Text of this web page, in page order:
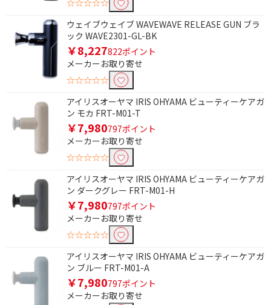
☆☆☆☆☆
ウェイブウェイブ WAVEWAVE RELEASE GUN ブラ
ック WAVE2301-GL-BK
￥8,227822ポイント
メーカーお取り寄せ
☆☆☆☆☆
アイリスオーヤマ IRIS OHYAMA ビューティーケアガ
ン モカ FRT-M01-T
￥7,980797ポイント
メーカーお取り寄せ
☆☆☆☆☆
アイリスオーヤマ IRIS OHYAMA ビューティーケアガ
ン ダークグレー FRT-M01-H
￥7,980797ポイント
メーカーお取り寄せ
☆☆☆☆☆
アイリスオーヤマ IRIS OHYAMA ビューティーケアガ
ン ブルー FRT-M01-A
￥7,980797ポイント
メーカーお取り寄せ
タイプで絞り込む
振動型